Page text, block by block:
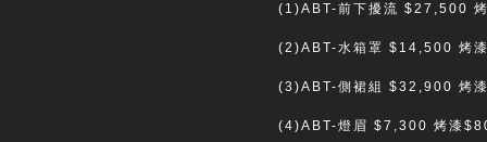
(1)ABT-前下擾流 $27,500
(2)ABT-水箱罩 $14,500 烤
(3)ABT-側裙組 $32,900 烤
(4)ABT-燈眉 $7,300 烤漆